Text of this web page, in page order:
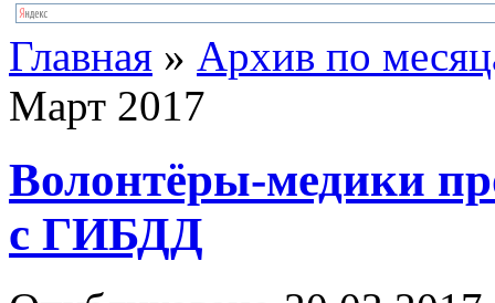
Главная » Архив по
Март 2017
Волонтёры-медики
с ГИБДД